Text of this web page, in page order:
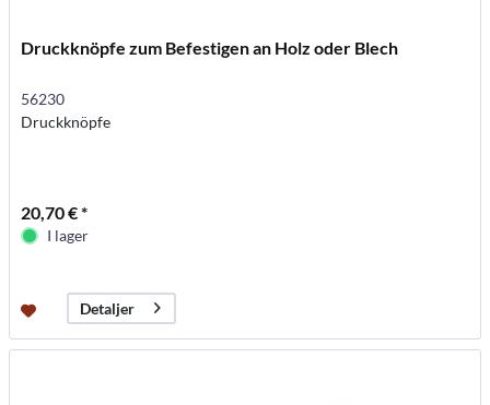
Druckknöpfe zum Befestigen an Holz oder Blech
56230
Druckknöpfe
20,70 € *
I lager
Detaljer